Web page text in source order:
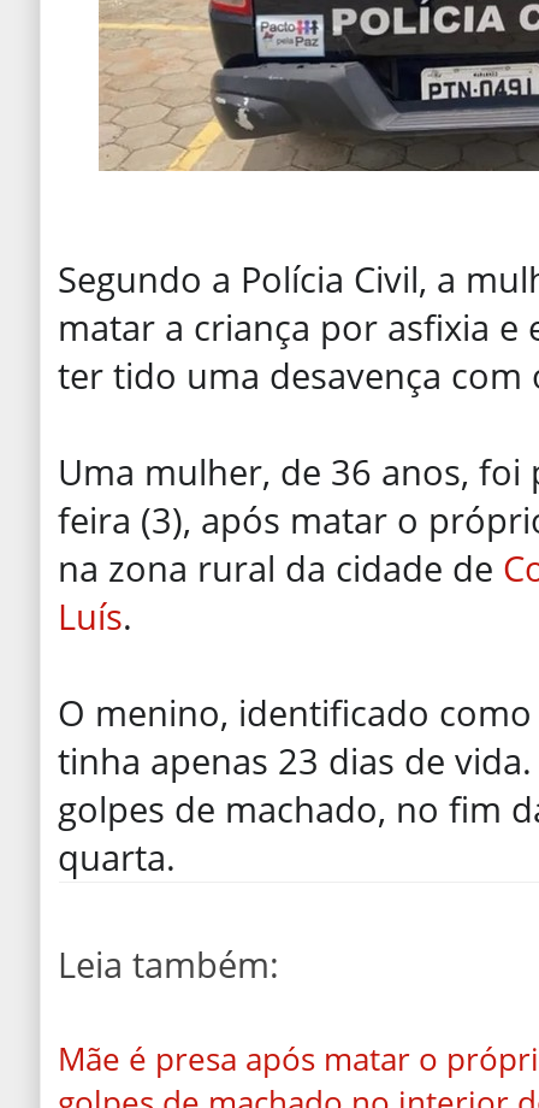
Segundo a Polícia Civil, a
matar a criança por asfixia e
ter tido uma desavença com
Uma mulher, de 36 anos, foi
feira (3), após matar o
na zona rural da cidade de
Luís.
O menino, identificado
tinha apenas 23 dias de
golpes de machado, no fim
quarta.
Leia também:
Mãe é presa após matar o